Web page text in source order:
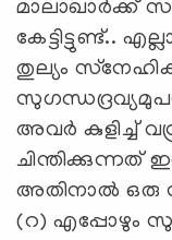
മാലാഖാര്‍ക്ക്
കേട്ടിട്ടുണ്ട്..
തുല്യം
അവര്‍ കുളിച്ച്
ചിന്തിക്കുന്നത്
അതിനാല്‍ ഒരു
(റ) എപ്പോഴും